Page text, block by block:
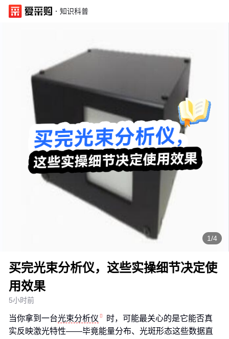
· 知识科普
1/4
买完光束分析仪，这些实操细节决定使
用效果
5小时前
当你拿到一台光束分析仪
时，可能最关心的是它能否真
实反映激光特性——毕竟能量分布、光斑形态这些数据直